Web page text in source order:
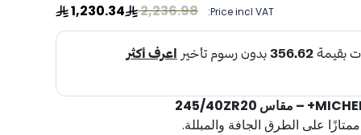
Price incl VAT:
2,236.98
1,230.34
على الطرق الجافة والمبللة.